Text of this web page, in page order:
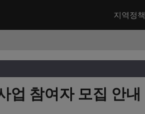
지역정책
업 참여자 모집 안내